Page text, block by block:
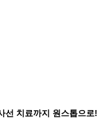
선 치료까지 원스톱으로!